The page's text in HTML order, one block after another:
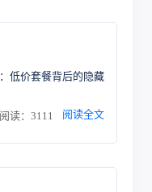
低价套餐背后的隐藏
阅读：3111 阅读全文